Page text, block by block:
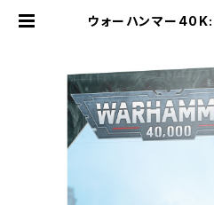
ウォーハンマー40K:
ー中心のミニチュ